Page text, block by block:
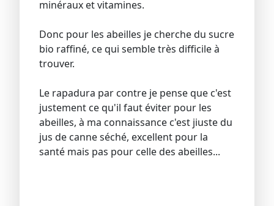
minéraux et vitamines.
Donc pour les abeilles je cherche du sucre
bio raffiné, ce qui semble très difficile à
trouver.
Le rapadura par contre je pense que c'est
justement ce qu'il faut éviter pour les
abeilles, à ma connaissance c'est jiuste du
jus de canne séché, excellent pour la
santé mais pas pour celle des abeilles...